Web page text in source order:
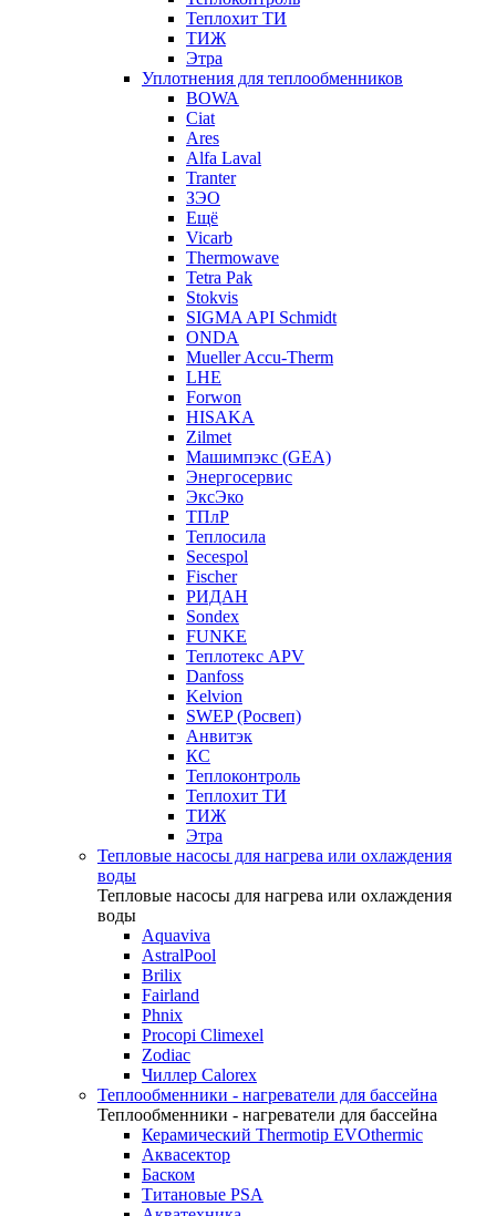
Теплохит ТИ
ТИЖ
Этра
Уплотнения для теплообменников
BOWA
Ciat
Ares
Alfa Laval
Tranter
ЗЭО
Ещё
Vicarb
Thermowave
Tetra Pak
Stokvis
SIGMA API Schmidt
ONDA
Mueller Accu-Therm
LHE
Forwon
HISAKA
Zilmet
Машимпэкс (GEA)
Энергосервис
ЭксЭко
ТПлР
Теплосила
Secespol
Fischer
РИДАН
Sondex
FUNKE
Теплотекс APV
Danfoss
Kelvion
SWEP (Росвеп)
Анвитэк
КС
Теплоконтроль
Теплохит ТИ
ТИЖ
Этра
Тепловые насосы для нагрева или охлаждения
воды
Тепловые насосы для нагрева или охлаждения
воды
Aquaviva
AstralPool
Brilix
Fairland
Phnix
Procopi Climexel
Zodiac
Чиллер Calorex
Теплообменники - нагреватели для бассейна
Теплообменники - нагреватели для бассейна
Керамический Thermotip EVOthermic
Аквасектор
Баском
Титановые PSA